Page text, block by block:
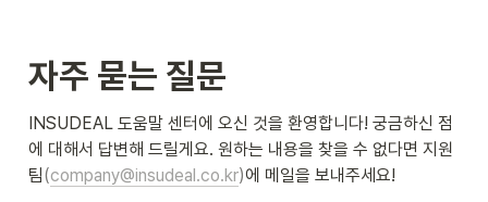
자주 묻는 질문
INSUDEAL 도움말 센터에 오신 것을 환영합니다! 궁금하신 점
에 대해서 답변해 드릴게요. 원하는 내용을 찾을 수 없다면 지원
팀(company@insudeal.co.kr)에 메일을 보내주세요!